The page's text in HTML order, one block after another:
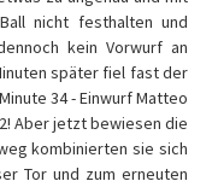
nicht festhalten und
kein Vorwurf an
später fiel fast der
34 - Einwurf Matteo
Aber jetzt bewiesen die
kombinierten sie sich
Tor und zum erneuten